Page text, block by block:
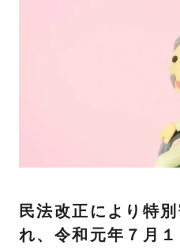
民法改正により特
れ、令和元年７月